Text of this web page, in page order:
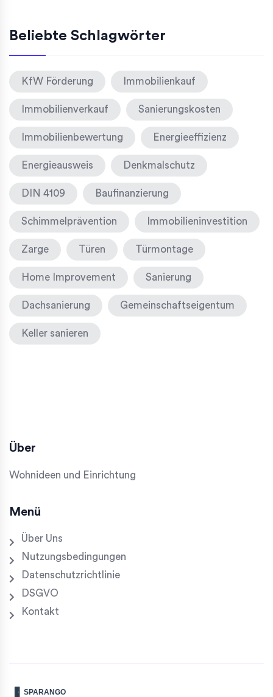
Beliebte Schlagwörter
KfW Förderung Immobilienkauf
Immobilienverkauf Sanierungskosten
Immobilienbewertung Energieeffizienz
Energieausweis Denkmalschutz
DIN 4109 Baufinanzierung
Schimmelprävention Immobilieninvestition
Zarge Türen Türmontage
Home Improvement Sanierung
Dachsanierung Gemeinschaftseigentum
Keller sanieren
Über
Wohnideen und Einrichtung
Menü
Über Uns
Nutzungsbedingungen
Datenschutzrichtlinie
DSGVO
Kontakt